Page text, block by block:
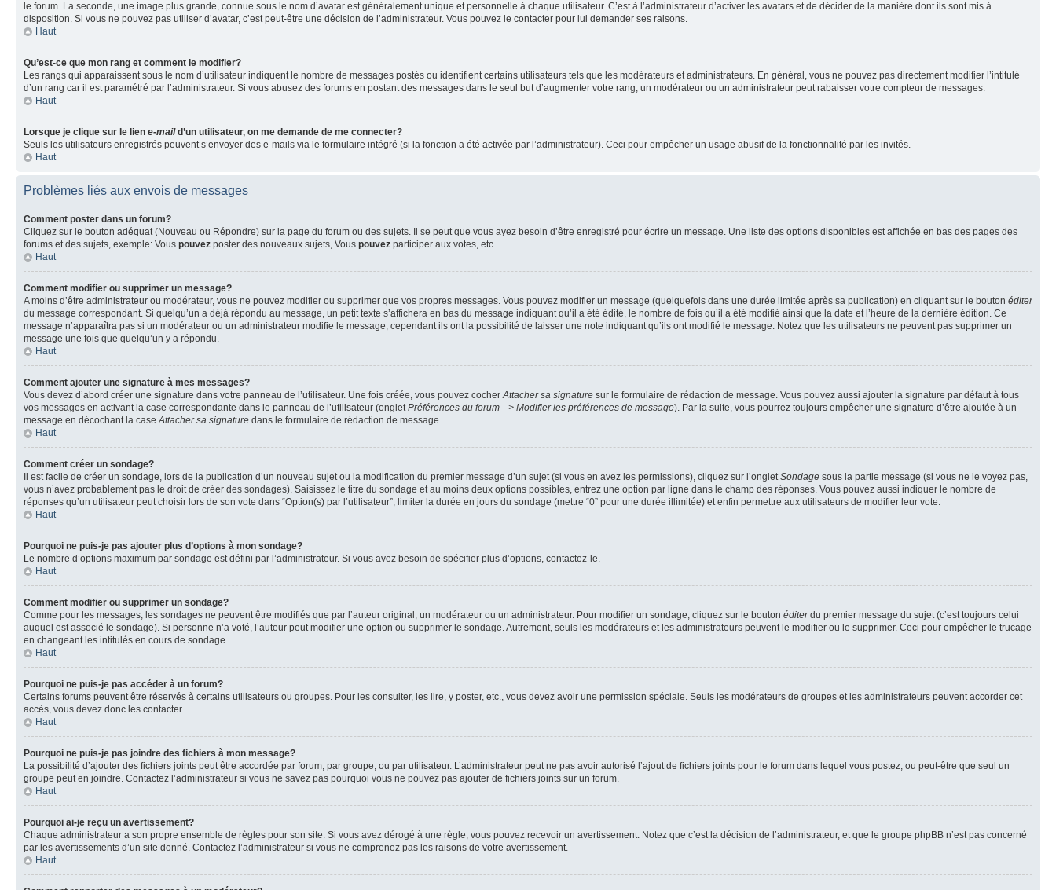
le forum. La seconde, une image plus grande, connue sous le nom d’avatar est généralement unique et personnelle à chaque utilisateur. C’est à l’administrateur d’activer les avatars et de décider de la manière dont ils sont mis à
disposition. Si vous ne pouvez pas utiliser d’avatar, c’est peut-être une décision de l’administrateur. Vous pouvez le contacter pour lui demander ses raisons.
Haut
Qu’est-ce que mon rang et comment le modifier?
Les rangs qui apparaissent sous le nom d’utilisateur indiquent le nombre de messages postés ou identifient certains utilisateurs tels que les modérateurs et administrateurs. En général, vous ne pouvez pas directement modifier l’intitulé
d’un rang car il est paramétré par l’administrateur. Si vous abusez des forums en postant des messages dans le seul but d’augmenter votre rang, un modérateur ou un administrateur peut rabaisser votre compteur de messages.
Haut
Lorsque je clique sur le lien e-maild’un utilisateur, on me demande de me connecter?
Seuls les utilisateurs enregistrés peuvent s’envoyer des e-mails via le formulaire intégré (si la fonction a été activée par l’administrateur). Ceci pour empêcher un usage abusif de la fonctionnalité par les invités.
Haut
Problèmes liés aux envois de messages
Comment poster dans un forum?
Cliquez sur le bouton adéquat (Nouveau ou Répondre) sur la page du forum ou des sujets. Il se peut que vous ayez besoin d’être enregistré pour écrire un message. Une liste des options disponibles est affichée en bas des pages des
forums et des sujets, exemple: Vous pouvez poster des nouveaux sujets, Vous pouvez participer aux votes, etc.
Haut
Comment modifier ou supprimer un message?
A moins d’être administrateur ou modérateur, vous ne pouvez modifier ou supprimer que vos propres messages. Vous pouvez modifier un message (quelquefois dans une durée limitée après sa publication) en cliquant sur le bouton éditer
du message correspondant. Si quelqu’un a déjà répondu au message, un petit texte s’affichera en bas du message indiquant qu’il a été édité, le nombre de fois qu’il a été modifié ainsi que la date et l’heure de la dernière édition. Ce
message n’apparaîtra pas si un modérateur ou un administrateur modifie le message, cependant ils ont la possibilité de laisser une note indiquant qu’ils ont modifié le message. Notez que les utilisateurs ne peuvent pas supprimer un
message une fois que quelqu’un y a répondu.
Haut
Comment ajouter une signature à mes messages?
Vous devez d’abord créer une signature dans votre panneau de l’utilisateur. Une fois créée, vous pouvez cocherAttacher sa signature sur le formulaire de rédaction de message. Vous pouvez aussi ajouter la signature par défaut à tous
vos messages en activant la case correspondante dans le panneau de l’utilisateur (ongletPréférences du forum --> Modifier les préférences de message). Par la suite, vous pourrez toujours empêcher une signature d’être ajoutée à un
message en décochant la caseAttacher sa signature dans le formulaire de rédaction de message.
Haut
Comment créer un sondage?
Il est facile de créer un sondage, lors de la publication d’un nouveau sujet ou la modification du premier message d’un sujet (si vous en avez les permissions), cliquez sur l’ongletSondage sous la partie message (si vous ne le voyez pas,
vous n’avez probablement pas le droit de créer des sondages). Saisissez le titre du sondage et au moins deux options possibles, entrez une option par ligne dans le champ des réponses. Vous pouvez aussi indiquer le nombre de
réponses qu’un utilisateur peut choisir lors de son vote dans “Option(s) par l’utilisateur”, limiter la durée en jours du sondage (mettre “0” pour une durée illimitée) et enfin permettre aux utilisateurs de modifier leur vote.
Haut
Pourquoi ne puis-je pas ajouter plus d’options à mon sondage?
Le nombre d’options maximum par sondage est défini par l’administrateur. Si vous avez besoin de spécifier plus d’options, contactez-le.
Haut
Comment modifier ou supprimer un sondage?
Comme pour les messages, les sondages ne peuvent être modifiés que par l’auteur original, un modérateur ou un administrateur. Pour modifier un sondage, cliquez sur le bouton éditerdu premier message du sujet (c’est toujours celui
auquel est associé le sondage). Si personne n’a voté, l’auteur peut modifier une option ou supprimer le sondage. Autrement, seuls les modérateurs et les administrateurs peuvent le modifier ou le supprimer. Ceci pour empêcher le trucage
en changeant les intitulés en cours de sondage.
Haut
Pourquoi ne puis-je pas accéder à un forum?
Certains forums peuvent être réservés à certains utilisateurs ou groupes. Pour les consulter, les lire, y poster, etc., vous devez avoir une permission spéciale. Seuls les modérateurs de groupes et les administrateurs peuvent accorder cet
accès, vous devez donc les contacter.
Haut
Pourquoi ne puis-je pas joindre des fichiers à mon message?
La possibilité d’ajouter des fichiers joints peut être accordée par forum, par groupe, ou par utilisateur. L’administrateur peut ne pas avoir autorisé l’ajout de fichiers joints pour le forum dans lequel vous postez, ou peut-être que seul un
groupe peut en joindre. Contactez l’administrateur si vous ne savez pas pourquoi vous ne pouvez pas ajouter de fichiers joints sur un forum.
Haut
Pourquoi ai-je reçu un avertissement?
Chaque administrateur a son propre ensemble de règles pour son site. Si vous avez dérogé à une règle, vous pouvez recevoir un avertissement. Notez que c’est la décision de l’administrateur, et que le groupe phpBB n’est pas concerné
par les avertissements d’un site donné. Contactez l’administrateur si vous ne comprenez pas les raisons de votre avertissement.
Haut